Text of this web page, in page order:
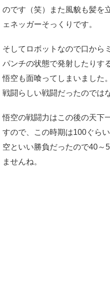
のです（笑）また風貌も髪を
ェネッガーそっくりです。
そしてロボットなので口から
パンチの状態で発射したりす
悟空も面喰ってしまいました
戦闘らしい戦闘だったのでは
悟空の戦闘力はこの後の天下
すので、この時期は100ぐら
空といい勝負だったので40～
ませんね。